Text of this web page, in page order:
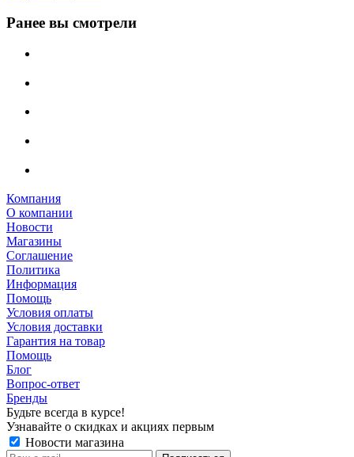
Ранее вы смотрели
Компания
О компании
Новости
Магазины
Соглашение
Политика
Информация
Помощь
Условия оплаты
Условия доставки
Гарантия на товар
Помощь
Блог
Вопрос-ответ
Бренды
Будьте всегда в курсе!
Узнавайте о скидках и акциях первым
Новости магазина